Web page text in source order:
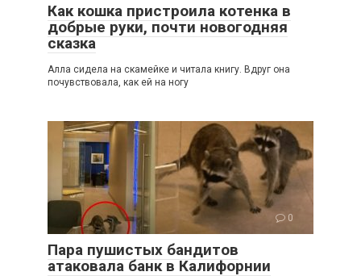
Как кошка пристроила котенка в
добрые руки, почти новогодняя
сказка
Алла сидела на скамейке и читала книгу. Вдруг она
почувствовала, как ей на ногу
0
Пара пушистых бандитов
атаковала банк в Калифорнии